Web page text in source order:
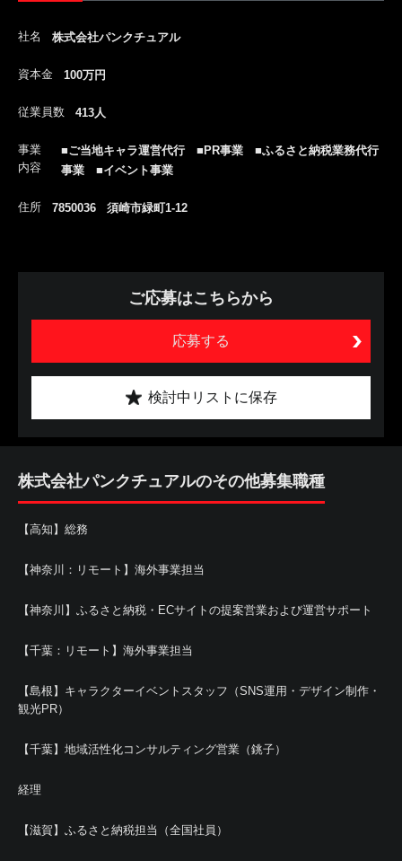
社名 株式会社パンクチュアル
資本金 100万円
従業員数 413人
事業
内容
■ご当地キャラ運営代行 ■PR事業 ■ふるさと納税業務代行
事業 ■イベント事業
住所 7850036 須崎市緑町1-12
ご応募はこちらから
応募する
検討中リストに保存
株式会社パンクチュアルのその他募集職種
【高知】総務
【神奈川：リモート】海外事業担当
【神奈川】ふるさと納税・ECサイトの提案営業および運営サポート
【千葉：リモート】海外事業担当
【島根】キャラクターイベントスタッフ（SNS運用・デザイン制作・
観光PR）
【千葉】地域活性化コンサルティング営業（銚子）
経理
【滋賀】ふるさと納税担当（全国社員）